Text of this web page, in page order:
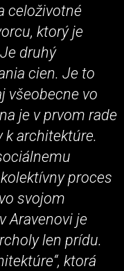
celoživotné
ktorý je
druhý
cien. Je to
všeobecne vo
je v prvom rade
architektúre.
proces
svojom
Aravenovi je
len prídu.
ktorá